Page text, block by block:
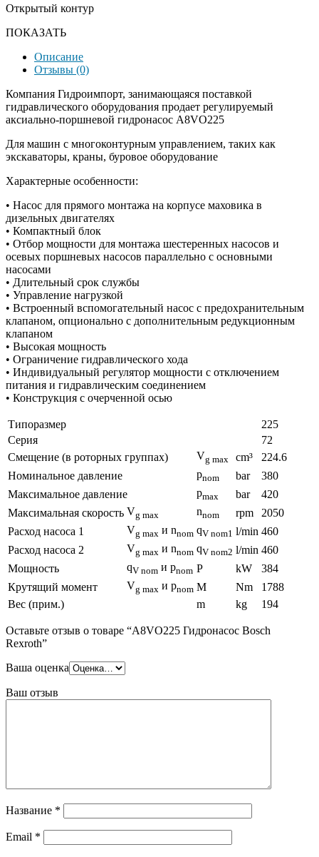
Открытый контур
ПОКАЗАТЬ
Описание
Отзывы (0)
Компания Гидроимпорт, занимающаяся поставкой
гидравлического оборудования продает регулируемый
аксиально-поршневой гидронасос A8VO225
Для машин с многоконтурным управлением, таких как
экскаваторы, краны, буровое оборудование
Характерные особенности:
• Насос для прямого монтажа на корпусе маховика в
дизельных двигателях
• Компактный блок
• Отбор мощности для монтажа шестеренных насосов и
осевых поршневых насосов параллельно с основными
насосами
• Длительный срок службы
• Управление нагрузкой
• Встроенный вспомогательный насос с предохранительным
клапаном, опционально с дополнительным редукционным
клапаном
• Высокая мощность
• Ограничение гидравлического хода
• Индивидуальный регулятор мощности с отключением
питания и гидравлическим соединением
• Конструкция с очерченной осью
Типоразмер
225
Серия
72
Смещение (в роторных группах)
Vg max cm³
224.6
Номинальное давление
pnom bar
380
Максимальное давление
pmax bar
420
Максимальная скорость Vg max nnom rpm
2050
Расход насоса 1
Vg max и nnom qV nom1 l/min 460
Расход насоса 2
Vg max и nnom qV nom2 l/min 460
Мощность
qV nom и pnom P kW
384
Крутящий момент
Vg max и pnom M Nm
1788
Вес (прим.)
m kg 194
Оставьте отзыв о товаре “A8VO225 Гидронасос Bosch
Rexroth”
Ваша оценка
Ваш отзыв
Название *
Email *